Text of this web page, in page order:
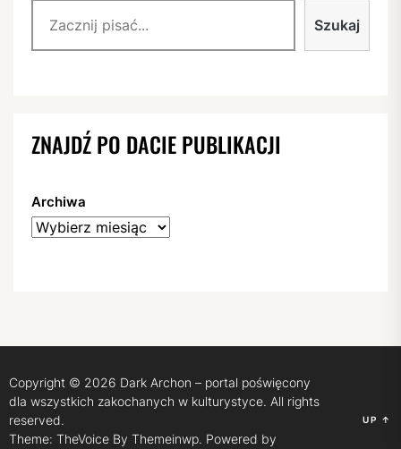
Szukaj
ZNAJDŹ PO DACIE PUBLIKACJI
Archiwa
Copyright © 2026 Dark Archon – portal poświęcony
dla wszystkich zakochanych w kulturystyce. All rights
reserved.
Theme: TheVoice By Themeinwp. Powered by
UP ↑